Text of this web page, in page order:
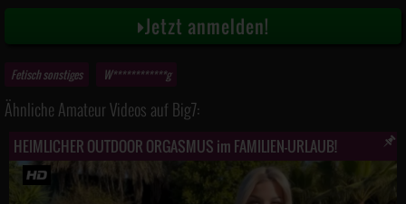
Jetzt anmelden!
Fetisch sonstiges W************g
Ähnliche Amateur Videos auf Big7:
HEIMLICHER OUTDOOR ORGASMUS im FAMILIEN-URLAUB!